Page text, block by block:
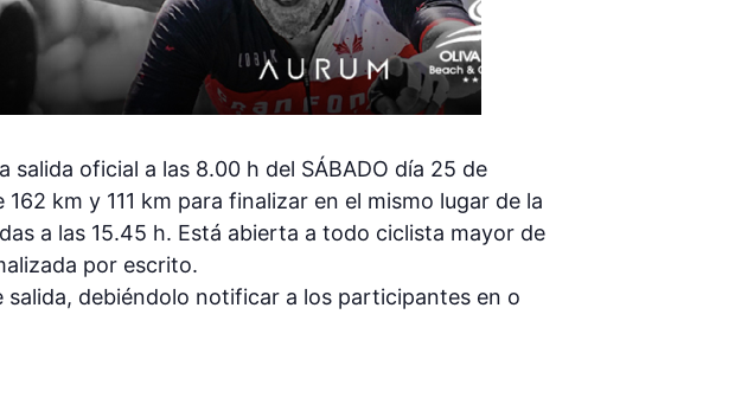
salida oficial a las 8.00 h del SÁBADO día 25 de
km y 111 km para finalizar en el mismo lugar de la
a las 15.45 h. Está abierta a todo ciclista mayor de
por escrito.
debiéndolo notificar a los participantes en o